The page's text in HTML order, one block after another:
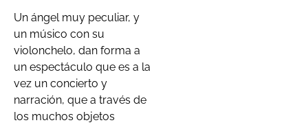
Un ángel muy peculiar, y
un músico con su
violonchelo, dan forma a
un espectáculo que es a la
vez un concierto y
narración, que a través de
los muchos objetos